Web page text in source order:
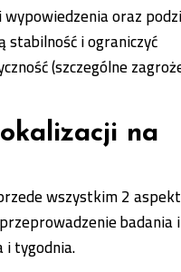
oraz
i ograniczyć
(szczególne
na
wszystkim 2
badania i
i tygodnia.